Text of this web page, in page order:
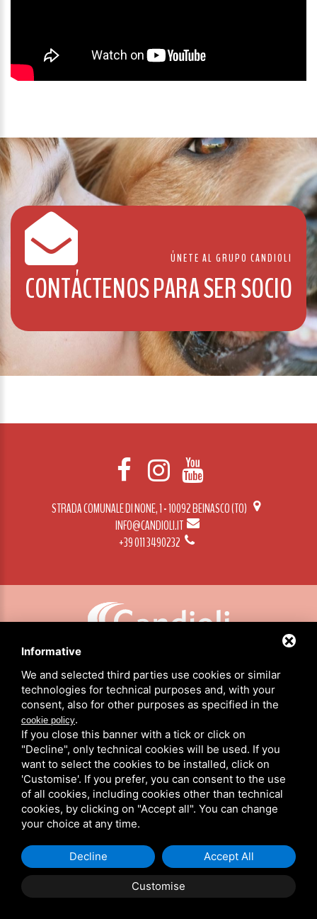
ÚNETE AL GRUPO CANDIOLI
CONTÁCTENOS PARA SER SOCIO
STRADA COMUNALE DI NONE, 1 - 10092 BEINASCO (TO)
INFO@CANDIOLI.IT
+39 011 3490232
CANDIOLI SRL: P.IVA/C.F. 10358790011 / SEDE: STRADA COMUNALE DI NONE, 1 - 10092 BEINASCO (TO)
HOME
PRODUCTOS
ACERCA DE NOSOTROS
NOTICIAS
CANDIOLI EN EL MUNDO
CONTACTOS
ÁREA RESERVADA
PRIVACIDAD/COOKIE POLICY
Informative
We and selected third parties use cookies or similar
technologies for technical purposes and, with your
consent, also for other purposes as specified in the
cookie policy.
If you close this banner with a tick or click on
"Decline", only technical cookies will be used. If you
want to select the cookies to be installed, click on
'Customise'. If you prefer, you can consent to the use
of all cookies, including cookies other than technical
cookies, by clicking on "Accept all". You can change
your choice at any time.
Customise
Decline Accept All